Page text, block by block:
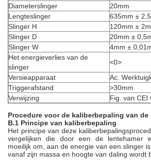
Diameterslinger
20mm
Lengteslinger
635mm ±
Slinger H
120mm ±
Slinger D
20mm ±
Slinger W
4mm ±
Het energieverlies van de
slinger
<0>
Versieapparaat
Ac.
Triggerafstand
>30mm
Verwijzing
Fig. van CEI
Procedure voor de kaliberbepaling van de
B.1 Principe van kaliberbepaling
Het principe van deze
vergelijken die door een de lentehamer
moeilijk om, aan de energie van een slinger
vanaf zijn massa en hoogte van daling wordt